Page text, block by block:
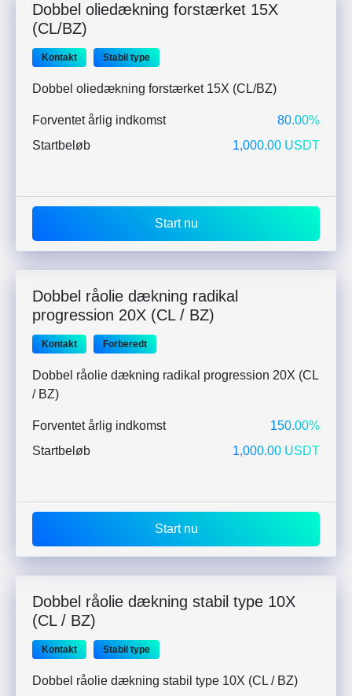
Dobbel oliedækning forstærket 15X
(CL/BZ)
Kontakt Stabil type
Dobbel oliedækning forstærket 15X (CL/BZ)
Forventet årlig indkomst
80.00%
Startbeløb
1,000.00 USDT
Start nu
Dobbel råolie dækning radikal
progression 20X (CL / BZ)
Kontakt Forberedt
Dobbel råolie dækning radikal progression 20X (CL
/ BZ)
Forventet årlig indkomst
150.00%
Startbeløb
1,000.00 USDT
Start nu
Dobbel råolie dækning stabil type 10X
(CL / BZ)
Kontakt Stabil type
Dobbel råolie dækning stabil type 10X (CL / BZ)